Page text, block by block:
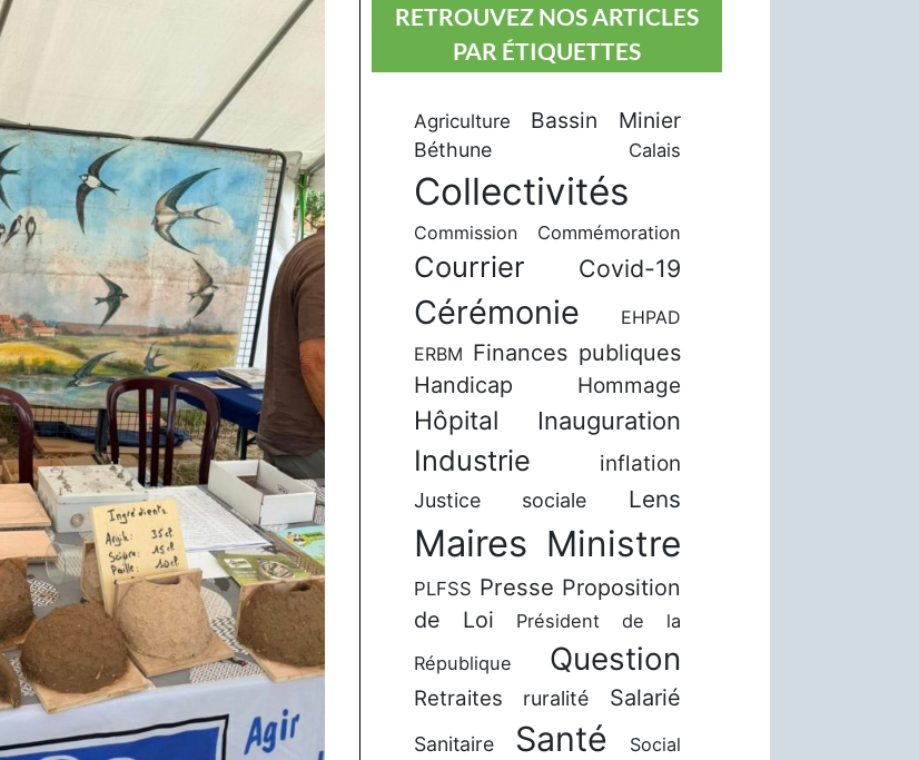
RETROUVEZ NOS ARTICLES
PAR ÉTIQUETTES
Agriculture Bassin Minier
Béthune Calais
Collectivités
Commission Commémoration
Courrier Covid-19
Cérémonie
EHPAD
ERBM Finances publiques
Handicap
Hommage
Hôpital Inauguration
Industrie inflation
Justice sociale Lens
Maires Ministre
PLFSS Presse Proposition
de Loi
Président de la
République
Question
Retraites ruralité Salarié
Sanitaire Santé Social